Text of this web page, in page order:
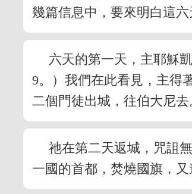
幾篇信息中，要來明白這六
六天的第一天，主耶穌
9。）我們在此看見，主得
二個門徒出城，往伯大尼去
祂在第二天返城，咒詛
一國的首都，焚燒國旗，